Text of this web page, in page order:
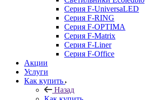
Серия F-UniversaLED
Серия F-RING
Серия F-OPTIMA
Серия F-Matrix
Серия F-Liner
Серия F-Office
Акции
Услуги
Как купить
Назад